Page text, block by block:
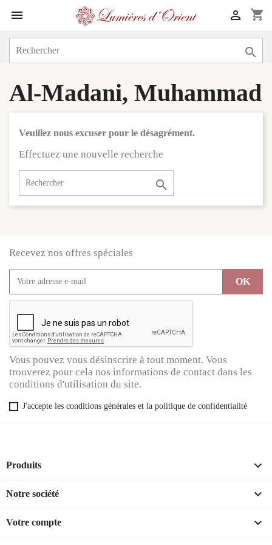
 shopping_cart


Al-Madani, Muhammad
Veuillez nous excuser pour le désagrément.
Effectuez une nouvelle recherche

Recevez nos offres spéciales
Vous pouvez vous désinscrire à tout moment. Vous
trouverez pour cela nos informations de contact dans les
conditions d'utilisation du site.
J'accepte les conditions générales et la politique de confidentialité
Produits 
Notre société 
Votre compte 